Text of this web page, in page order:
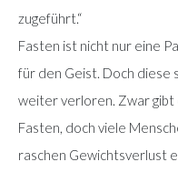
zugeführt.“
Fasten ist nicht nur eine
für den Geist. Doch diese
weiter verloren. Zwar gibt
Fasten, doch viele
raschen Gewichtsverlust